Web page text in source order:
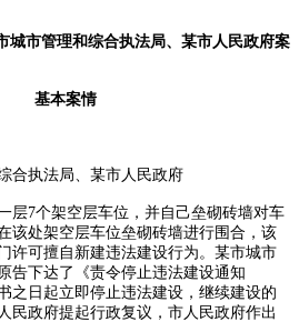
市管理和综合执法局、某市人民政府案
基本案情
执法局、某市人民政府
7个架空层车位，并自己垒砌砖墙对车
该处架空层车位垒砌砖墙进行围合，该
许可擅自新建违法建设行为。某市城市
告下达了《责令停止违法建设通知
之日起立即停止违法建设，继续建设的
民政府提起行政复议，市人民政府作出